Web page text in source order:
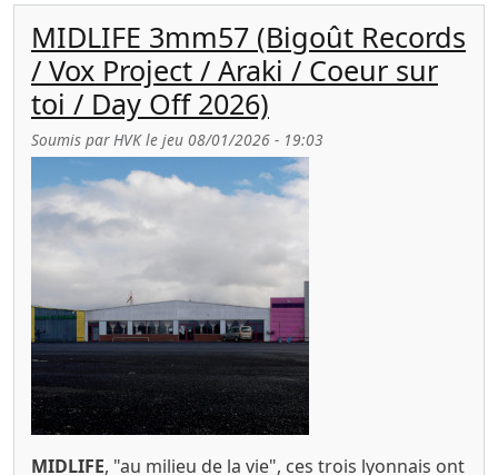
MIDLIFE 3mm57 (Bigoût Records
/ Vox Project / Araki / Coeur sur
toi / Day Off 2026)
Soumis par HVKle jeu 08/01/2026 - 19:03
MIDLIFE, "au milieu de la vie", ces trois lyonnais ont